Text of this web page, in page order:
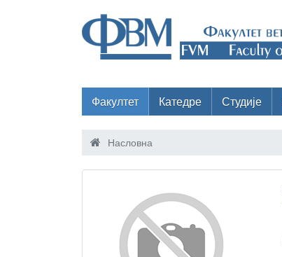
Факултет Катедре Студије
Насловна